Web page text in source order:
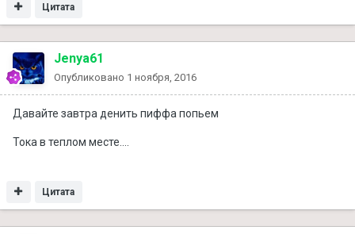
Цитата
Jenya61
Опубликовано 1 ноября, 2016
Давайте завтра денить пиффа попьем
Тока в теплом месте....
Цитата